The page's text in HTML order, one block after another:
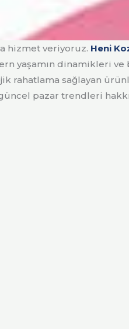
hizmet veriyoruz. Heni
yaşamın dinamikleri ve
sağlayan
pazar trendleri